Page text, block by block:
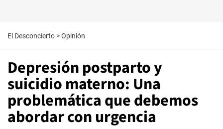
El Desconcierto >Opinión
Depresión postparto y
suicidio materno: Una
problemática que debemos
abordar con urgencia